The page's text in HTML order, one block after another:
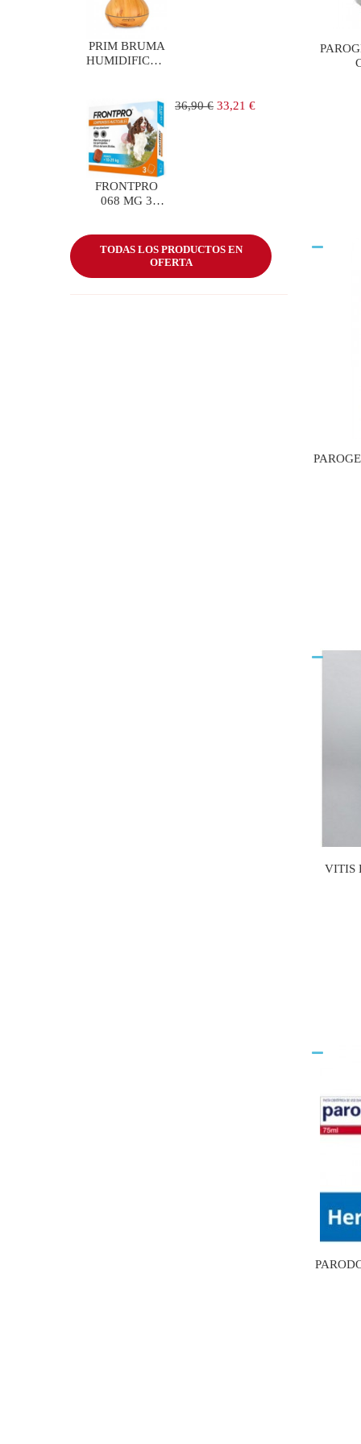
PRIM BRUMA
HUMIDIFICADOR
FRONTPRO
068 MG 3
KG
Precio
36,90 € Precio
33,21 €
TODAS LOS PRODUCTOS EN
OFERTA
VITIS